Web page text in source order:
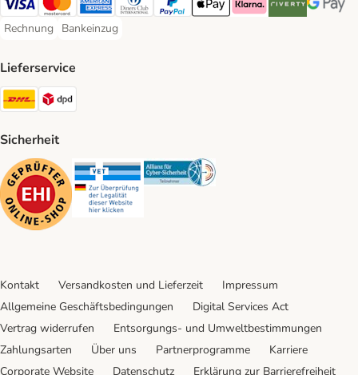
Visa Payment Method
Mastercard Payment Method
American Express Payment Method
Diners Club Payment Method
PayPal Payment Method
Apple Pay Payment Method
Klarna Payment Method
Riverty Payment
Google
Rechnung
Rechnung Payment Method
Bankeinzug
Bankeinzug Payment Method
Lieferservice
DHL Shipping Method
Sicherheit
Security Security Security
Kontakt Versandkosten und Lieferzeit
Impressum
Allgemeine Geschäftsbedingungen
Digital Services Act
Vertrag widerrufen
Entsorgungs- und Umweltbestimmungen
Zahlungsarten
Über uns Partnerprogramme
Karriere
Corporate Website
Datenschutz Erklärung zur Barrierefreiheit